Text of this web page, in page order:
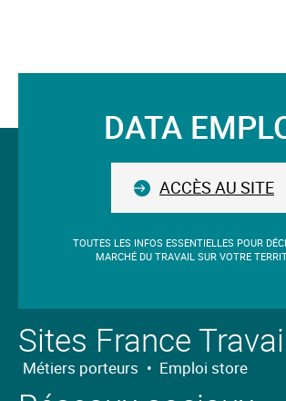
clé
Suivez-DATA
ACCÈS AU SITE
TOUTES LES INFOS ESSENTIELLES POUR
MARCHÉ DU TRAVAIL SUR VOTRE
Sites France
Métiers porteurs • Emploi store